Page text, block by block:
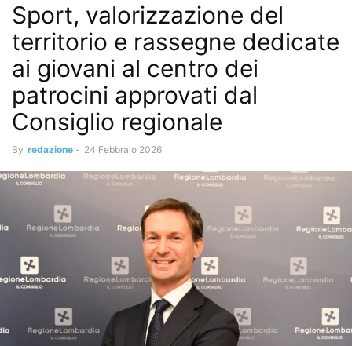
Sport, valorizzazione del
territorio e rassegne dedicate
ai giovani al centro dei
patrocini approvati dal
Consiglio regionale
By redazione - 24 Febbraio 2026